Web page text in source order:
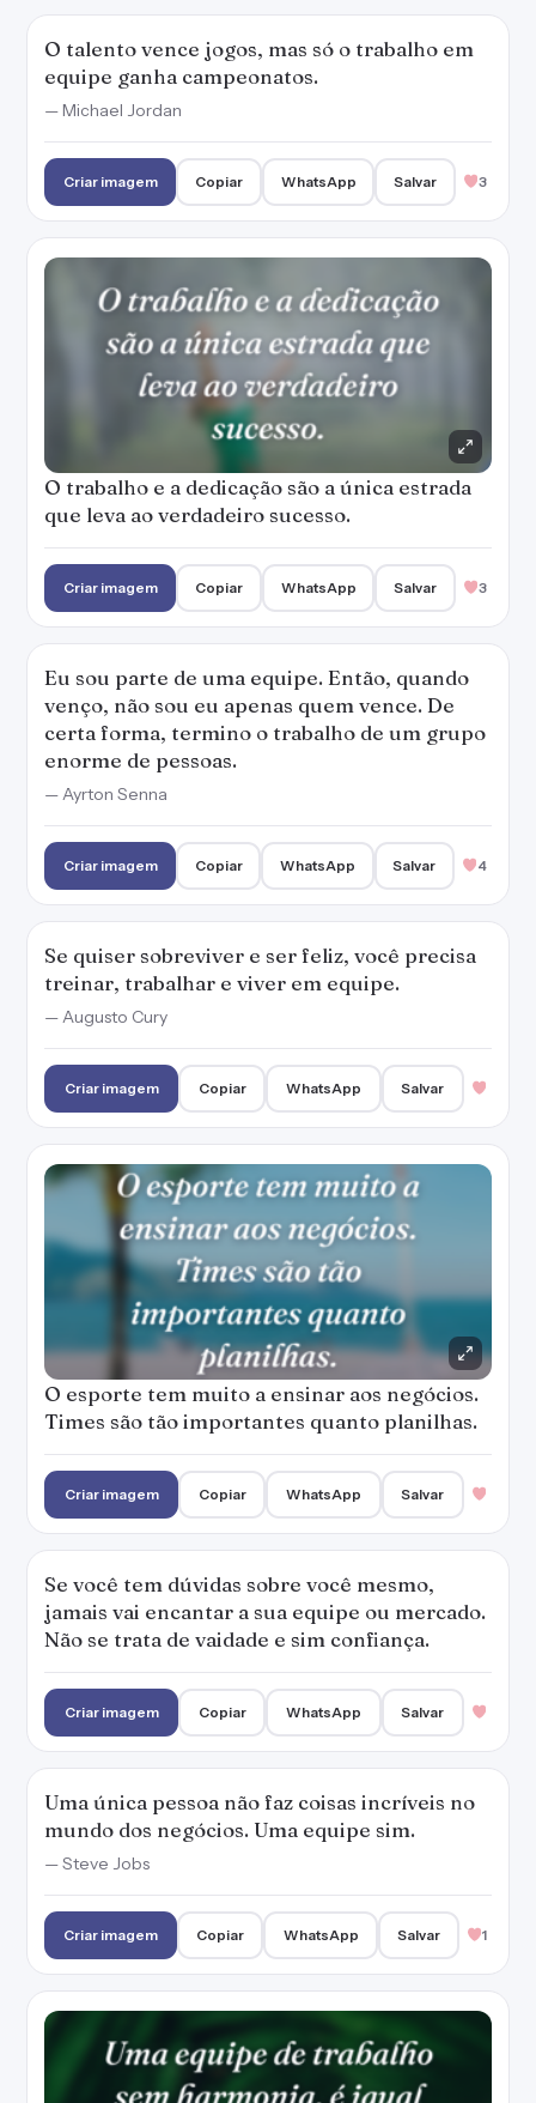
O talento vence jogos, mas só o trabalho em
equipe ganha campeonatos.
— Michael Jordan
Criar imagem Copiar WhatsApp Salvar 3
O trabalho e a dedicação são a única estrada
que leva ao verdadeiro sucesso.
Criar imagem Copiar WhatsApp Salvar 3
Eu sou parte de uma equipe. Então, quando
venço, não sou eu apenas quem vence. De
certa forma, termino o trabalho de um grupo
enorme de pessoas.
— Ayrton Senna
Criar imagem Copiar WhatsApp Salvar 4
Se quiser sobreviver e ser feliz, você precisa
treinar, trabalhar e viver em equipe.
— Augusto Cury
Criar imagem Copiar WhatsApp Salvar
O esporte tem muito a ensinar aos negócios.
Times são tão importantes quanto planilhas.
Criar imagem Copiar WhatsApp Salvar
Se você tem dúvidas sobre você mesmo,
jamais vai encantar a sua equipe ou mercado.
Não se trata de vaidade e sim confiança.
Criar imagem Copiar WhatsApp Salvar
Uma única pessoa não faz coisas incríveis no
mundo dos negócios. Uma equipe sim.
— Steve Jobs
Criar imagem Copiar WhatsApp Salvar 1